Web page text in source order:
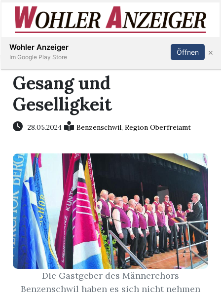
Immobilien
Veranstaltungen
Stellen
E-
Paper
Newsletter
App
Inserieren Abonnieren Anmelden
Gesang und
Geselligkeit
28.05.2024 Benzenschwil,Region Oberfreiamt
Die Gastgeber des Männerchors
Benzenschwil haben es sich nicht nehmen
Wohler Anzeiger
Im Google Play Store
Öffnen ×